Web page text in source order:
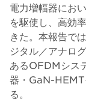
電力増幅器にお
を駆使し、高効
きた。本報告で
ジタル／アナロ
あるOFDMシス
器・GaN-HEMT
る。